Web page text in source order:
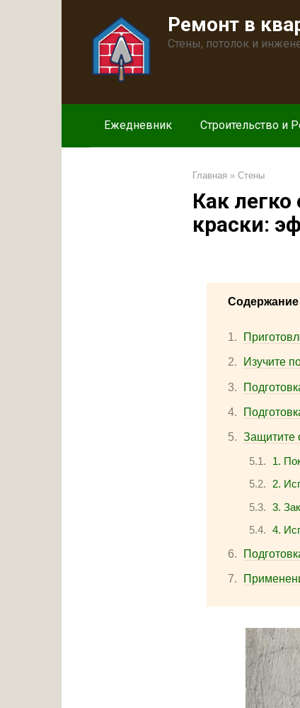
Ремонт в
Стены, потолок и
Ежедневник Строительство и
Главная » Стены
Как
краски:
Содержание
Изучите
Защитите
1.
2.
3.
4.